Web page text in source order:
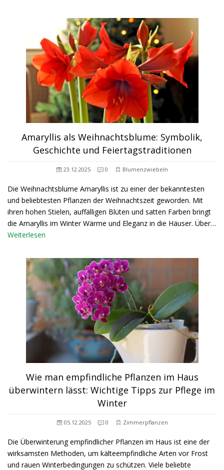
Amaryllis als Weihnachtsblume: Symbolik,
Geschichte und Feiertagstraditionen
23.12.2025 0 Blumenzwiebeln
Die Weihnachtsblume Amaryllis ist zu einer der bekanntesten
und beliebtesten Pflanzen der Weihnachtszeit geworden. Mit
ihren hohen Stielen, auffälligen Blüten und satten Farben bringt
die Amaryllis im Winter Wärme und Eleganz in die Häuser. Über…
Weiterlesen
Wie man empfindliche Pflanzen im Haus
überwintern lässt: Wichtige Tipps zur Pflege im
Winter
05.12.2025 0 Zimmerpflanzen
Die Überwinterung empfindlicher Pflanzen im Haus ist eine der
wirksamsten Methoden, um kälteempfindliche Arten vor Frost
und rauen Winterbedingungen zu schützen. Viele beliebte